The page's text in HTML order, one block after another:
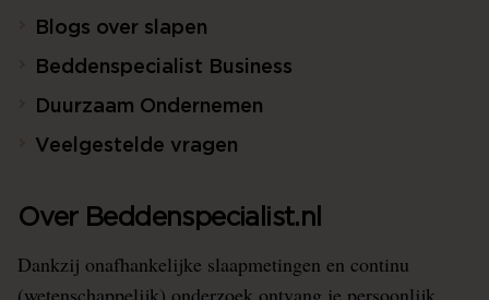
Blogs over slapen
Beddenspecialist Business
Duurzaam Ondernemen
Veelgestelde vragen
Over Beddenspecialist.nl
Dankzij onafhankelijke slaapmetingen en continu
(wetenschappelijk) onderzoek ontvang je persoonlijk